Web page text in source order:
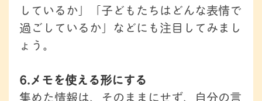
しているか」「子どもたちはどんな表情で
過ごしているか」などにも注目してみまし
ょう。
6.メモを使える形にする
集めた情報は、そのままにせず、自分の言